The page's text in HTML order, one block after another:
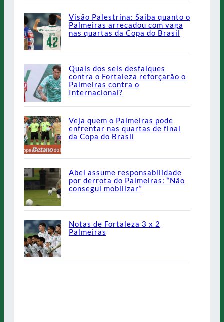
Visão Palestrina: Saiba quanto o
Palmeiras arrecadou com vaga
nas quartas da Copa do Brasil
Quais dos seis desfalques
contra o Fortaleza reforçarão o
Palmeiras contra o
Internacional?
Veja quem o Palmeiras pode
enfrentar nas quartas de final
da Copa do Brasil
Abel assume responsabilidade
por derrota do Palmeiras: “Não
consegui mobilizar”
Notas de Fortaleza 3 x 2
Palmeiras